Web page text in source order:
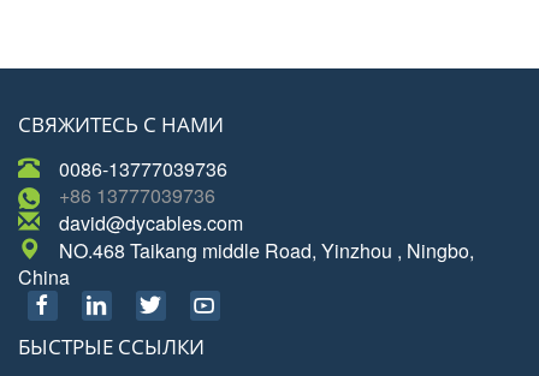
СВЯЖИТЕСЬ С НАМИ
0086-13777039736
+86 13777039736
david@dycables.com
NO.468 Taikang middle Road, Yinzhou , Ningbo,
China
БЫСТРЫЕ ССЫЛКИ